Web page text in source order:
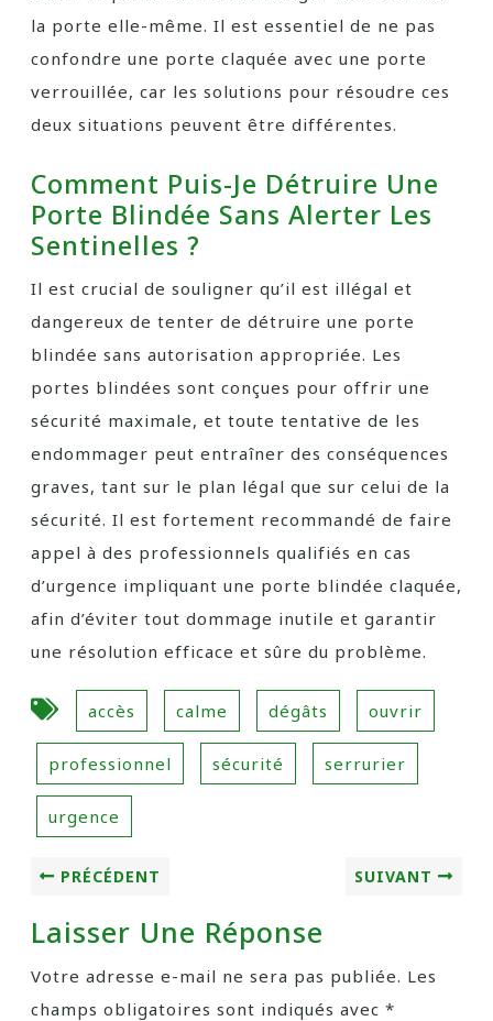
la porte elle-même. Il est essentiel de ne pas
confondre une porte claquée avec une porte
verrouillée, car les solutions pour résoudre ces
deux situations peuvent être différentes.
Comment Puis-Je Détruire Une
Porte Blindée Sans Alerter Les
Sentinelles ?
Il est crucial de souligner qu’il est illégal et
dangereux de tenter de détruire une porte
blindée sans autorisation appropriée. Les
portes blindées sont conçues pour offrir une
sécurité maximale, et toute tentative de les
endommager peut entraîner des conséquences
graves, tant sur le plan légal que sur celui de la
sécurité. Il est fortement recommandé de faire
appel à des professionnels qualifiés en cas
d’urgence impliquant une porte blindée claquée,
afin d’éviter tout dommage inutile et garantir
une résolution efficace et sûre du problème.
accès calme dégâts ouvrir
professionnel sécurité serrurier
urgence
PRÉCÉDENT SUIVANT
Laisser Une Réponse
Votre adresse e-mail ne sera pas publiée. Les
champs obligatoires sont indiqués avec *